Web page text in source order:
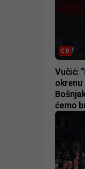
CD
Vučić:
okrenu
ćemo